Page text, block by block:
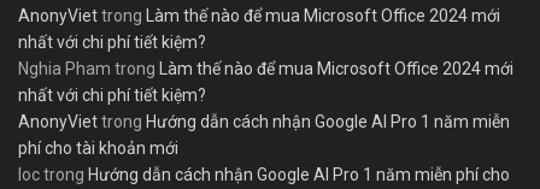
AnonyViettrong Làm thế nào để mua Microsoft Office 2024 mới
nhất với chi phí tiết kiệm?
Nghia Pham trong Làm thế nào để mua Microsoft Office 2024 mới
nhất với chi phí tiết kiệm?
AnonyViettrong Hướng dẫn cách nhận Google AI Pro 1 năm miễn
phí cho tài khoản mới
loctrong Hướng dẫn cách nhận Google AI Pro 1 năm miễn phí cho